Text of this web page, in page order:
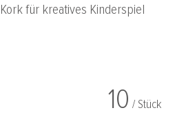
für kreatives Kinderspiel
10 / Stück